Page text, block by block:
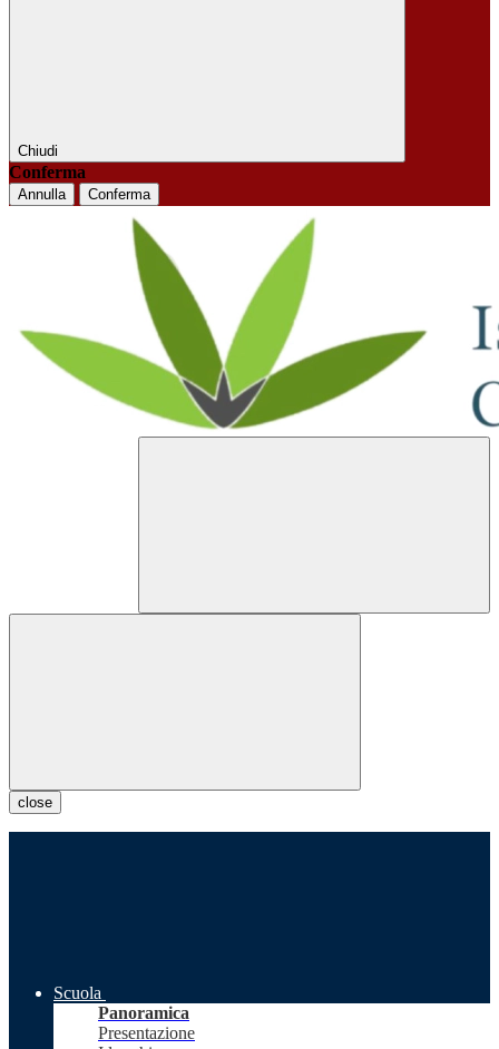
Chiudi
Conferma
Annulla Conferma
close
Scuola
Panoramica
Presentazione